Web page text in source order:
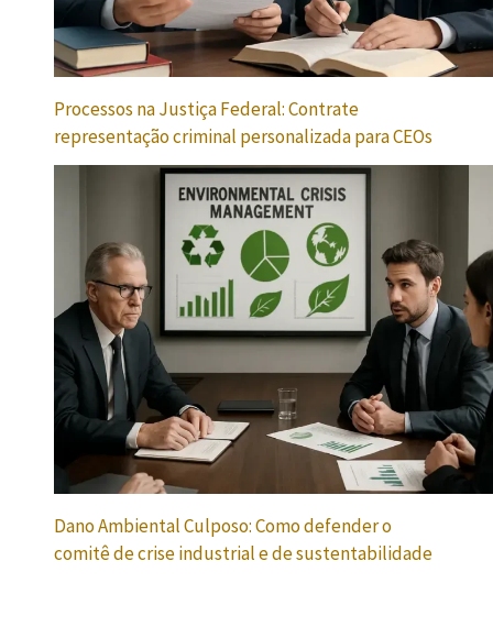
Processos na Justiça Federal: Contrate
representação criminal personalizada para CEOs
Dano Ambiental Culposo: Como defender o
comitê de crise industrial e de sustentabilidade